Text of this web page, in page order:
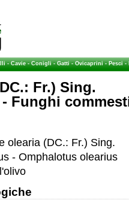
-Cavie-Conigli-Gatti-Ovicaprini-Pesci-
Fr.) Sing.
- Funghi
olearia (DC.: Fr.) Sing.
- Omphalotus olearius